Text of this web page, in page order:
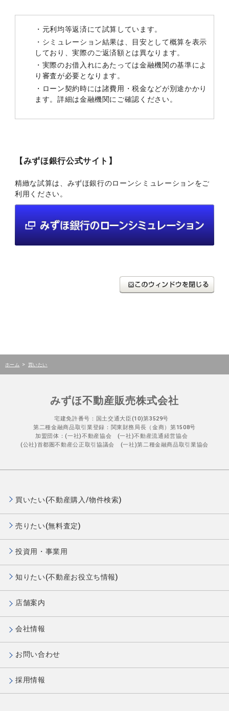
・元利均等返済にて試算しています。
・シミュレーション結果は、目安として概算を表示
しており、実際のご返済額とは異なります。
・実際のお借入れにあたっては金融機関の基準によ
り審査が必要となります。
・ローン契約時には諸費用・税金などが別途かかり
ます。詳細は金融機関にご確認ください。
【みずほ銀行公式サイト】
精緻な試算は、みずほ銀行のローンシミュレーションをご
利用ください。
ホーム > 買いたい
みずほ不動産販売株式会社
宅建免許番号：国土交通大臣(10)第3529号
第二種金融商品取引業登録：関東財務局長（金商）第1508号
加盟団体：(一社)不動産協会 (一社)不動産流通経営協会
(公社)首都圏不動産公正取引協議会 (一社)第二種金融商品取引業協会
買いたい(不動産購入/物件検索)
売りたい(無料査定)
投資用・事業用
知りたい(不動産お役立ち情報)
店舗案内
会社情報
お問い合わせ
採用情報